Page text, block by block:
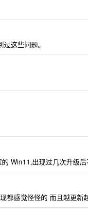
这些问题。
Win11,出现过几次升级
都感觉怪怪的 而且越更新